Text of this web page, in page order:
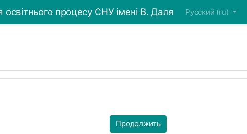
процесу СНУ імені В. Даля Русский ‎(ru)‎
Продолжить